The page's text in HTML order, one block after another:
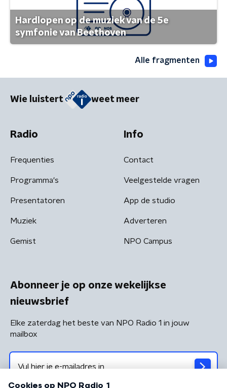
Hardlopen op de muziek van de 5e
symfonie van Beethoven
Alle fragmenten
Wie luistert weet meer
Radio
Frequenties
Programma's
Presentatoren
Muziek
Gemist
Info
Contact
Veelgestelde vragen
App de studio
Adverteren
NPO Campus
Abonneer je op onze wekelijkse
nieuwsbrief
Elke zaterdag het beste van NPO Radio 1 in jouw
mailbox